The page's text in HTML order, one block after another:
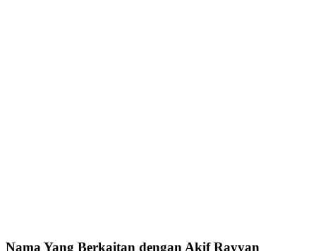
Nama Yang Berkaitan dengan Akif Rayyan